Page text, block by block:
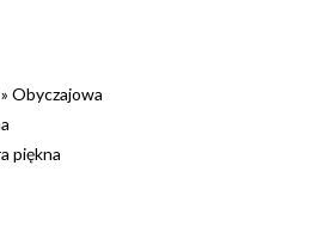
» Obyczajowa
piękna